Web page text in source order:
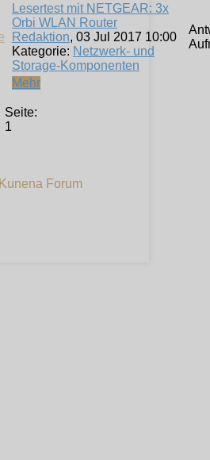
Mehr
Lesertest mit NETGEAR: 3x
Orbi WLAN Router
Redaktion, 03 Jul 2017 10:00
Kategorie: Netzwerk- und
Storage-Komponenten
Seite:
1
Kunena Forum